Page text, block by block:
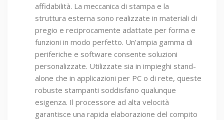
affidabilità. La meccanica di stampa e la
struttura esterna sono realizzate in materiali di
pregio e reciprocamente adattate per forma e
funzioni in modo perfetto. Un’ampia gamma di
periferiche e software consente soluzioni
personalizzate. Utilizzate sia in impieghi stand-
alone che in applicazioni per PC o di rete, queste
robuste stampanti soddisfano qualunque
esigenza. Il processore ad alta velocità
garantisce una rapida elaborazione del compito